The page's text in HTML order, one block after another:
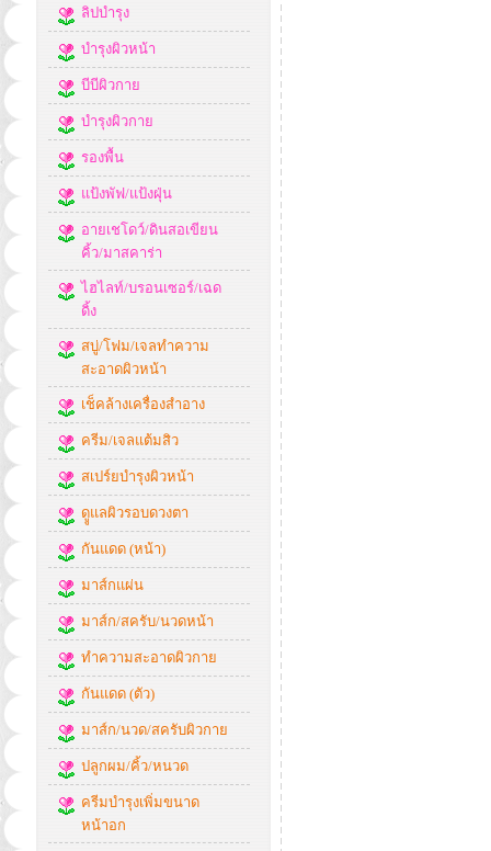
ลิปบำรุง
บำรุงผิวหน้า
บีบีผิวกาย
บำรุงผิวกาย
รองพื้น
แป้งพัฟ/แป้งฝุ่น
อายเชโดว์/ดินสอเขียน
คิ้ว/มาสคาร่า
ไฮไลท์/บรอนเซอร์/เฉด
ดิ้ง
สบู่/โฟม/เจลทำความ
สะอาดผิวหน้า
เช็คล้างเครื่องสำอาง
ครีม/เจลแต้มสิว
สเปร์ยบำรุงผิวหน้า
ดููแลผิวรอบดวงตา
กันแดด (หน้า)
มาส์กแผ่น
มาส์ก/สครับ/นวดหน้า
ทำความสะอาดผิวกาย
กันแดด (ตัว)
มาส์ก/นวด/สครับผิวกาย
ปลูกผม/คิ้ว/หนวด
ครีมบำรุงเพิ่มขนาด
หน้าอก